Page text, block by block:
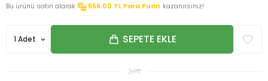
Bu ürünü satın alarak
556.00 TL Para Puan kazanırsınız!
SEPETE EKLE